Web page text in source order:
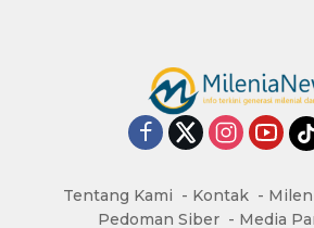
Tentang Kami Kontak
Pedoman Siber
Media